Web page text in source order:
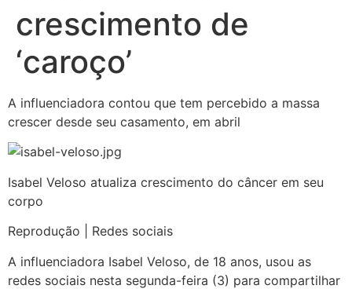
crescimento de
‘caroço’
A influenciadora contou que tem percebido a massa
crescer desde seu casamento, em abril
Isabel Veloso atualiza crescimento do câncer em seu
corpo
Reprodução | Redes sociais
A influenciadora Isabel Veloso, de 18 anos, usou as
redes sociais nesta segunda-feira (3) para compartilhar